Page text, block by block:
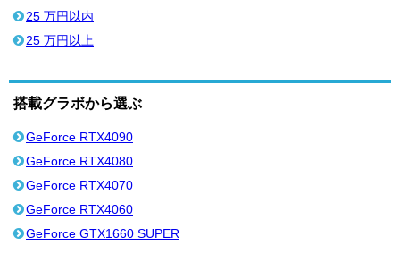
25 万円以内
25 万円以上
搭載グラボから選ぶ
GeForce RTX4090
GeForce RTX4080
GeForce RTX4070
GeForce RTX4060
GeForce GTX1660 SUPER